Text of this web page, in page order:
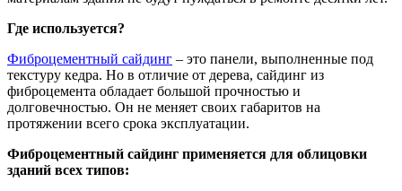
Где используется?
Фиброцементный сайдинг – это панели, выполненные под
текстуру кедра. Но в отличие от дерева, сайдинг из
фиброцемента обладает большой прочностью и
долговечностью. Он не меняет своих габаритов на
протяжении всего срока эксплуатации.
Фиброцементный сайдинг применяется для облицовки
зданий всех типов: